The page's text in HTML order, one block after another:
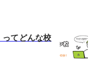
ってどんな校